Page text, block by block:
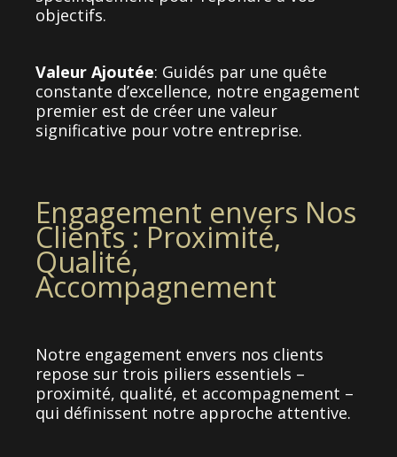
objectifs.
Valeur Ajoutée: Guidés par une quête
constante d’excellence, notre engagement
premier est de créer une valeur
significative pour votre entreprise.
Engagement envers Nos
Clients : Proximité,
Qualité,
Accompagnement
Notre engagement envers nos clients
repose sur trois piliers essentiels –
proximité, qualité, et accompagnement –
qui définissent notre approche attentive.